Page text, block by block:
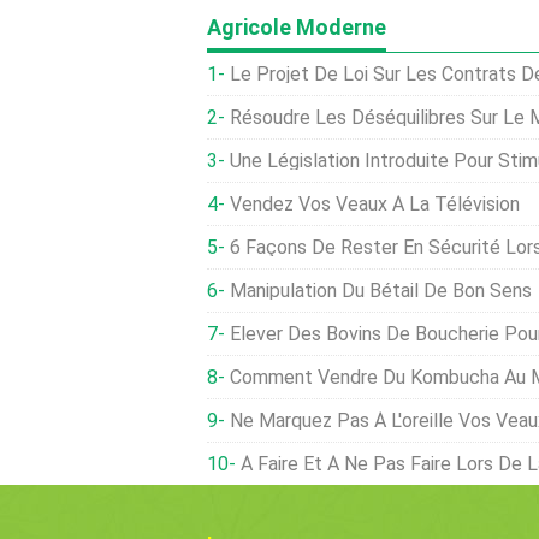
Agricole Moderne
Le Projet De Loi Sur Les Contrats De Bétail Est La Première Réforme
Résoudre Les Déséquilibres Sur Le Marché Du
Une Législation Introduite Pour Stimuler La
Vendez Vos Veaux À La Télévision
6 Façons De Rester En Sécurité
Manipulation Du Bétail De Bon Sens
Élever Des Bovins De Boucherie
Comment Vendre Du Kombucha Au
Ne Marquez Pas À L'oreille Vos
À Faire Et À Ne Pas Faire Lors De